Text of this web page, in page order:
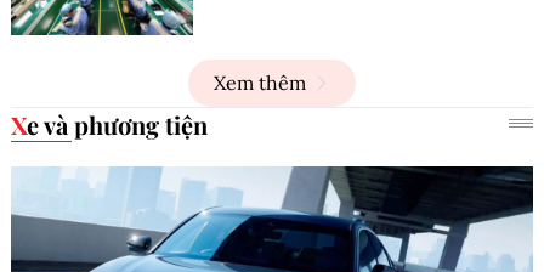
Xem thêm
Xe và phương tiện